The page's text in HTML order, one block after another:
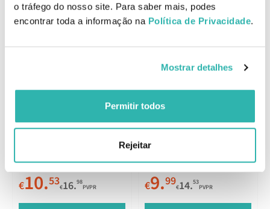
o tráfego do nosso site. Para saber mais, podes
encontrar toda a informação na Política de Privacidade.
Mostrar detalhes
Permitir todos
Rejeitar
Vichy Antitranspirante 48h
Desodorizante Spray
€10.53€16.98
PVPR
Vichy Clinical Control
€9.99€14.53
PVPR